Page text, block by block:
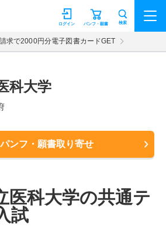
ョン パンフ・願書
ログイン 検索
求で2000円分電子図書カードGET
科大学
パンフ・願書取り寄せ
医科大学の共通テ
試